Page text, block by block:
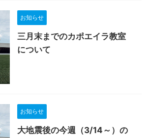
お知らせ
三月末までのカポエイラ教室
について
お知らせ
大地震後の今週（3/14～）の